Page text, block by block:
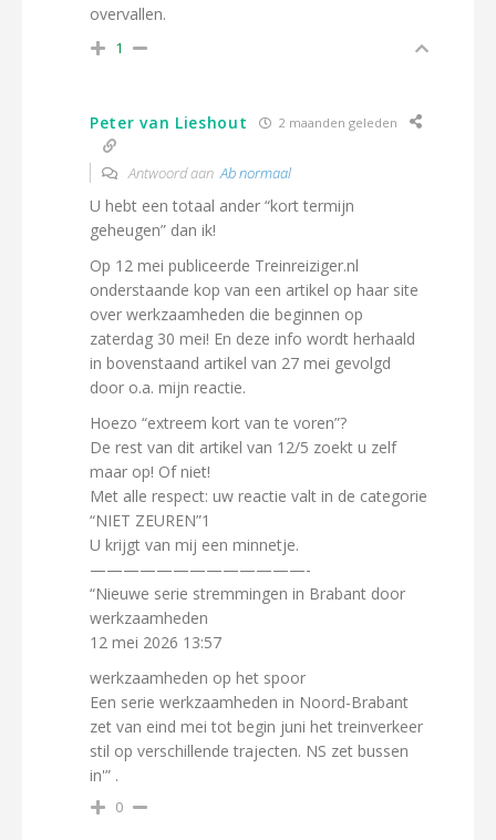
overvallen.
1
Peter van Lieshout 2 maanden geleden
Antwoord aanAb normaal
U hebt een totaal ander “kort termijn
geheugen” dan ik!
Op 12 mei publiceerde Treinreiziger.nl
onderstaande kop van een artikel op haar site
over werkzaamheden die beginnen op
zaterdag 30 mei! En deze info wordt herhaald
in bovenstaand artikel van 27 mei gevolgd
door o.a. mijn reactie.
Hoezo “extreem kort van te voren”?
De rest van dit artikel van 12/5 zoekt u zelf
maar op! Of niet!
Met alle respect: uw reactie valt in de categorie
“NIET ZEUREN”1
U krijgt van mij een minnetje.
—————————————-
“Nieuwe serie stremmingen in Brabant door
werkzaamheden
12 mei 2026 13:57
werkzaamheden op het spoor
Een serie werkzaamheden in Noord-Brabant
zet van eind mei tot begin juni het treinverkeer
stil op verschillende trajecten. NS zet bussen
in'” .
0